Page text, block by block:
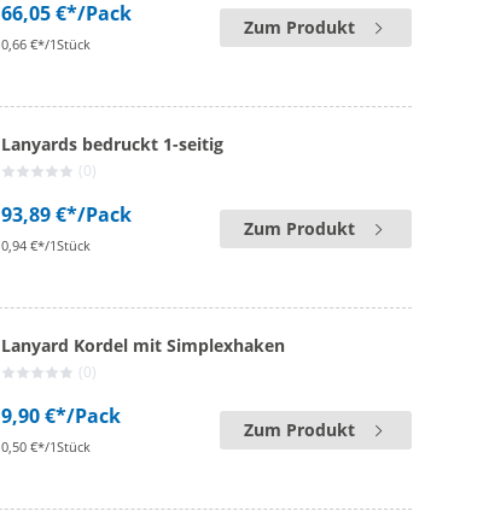
66,05 €*/Pack
0,66 €*/1Stück
Zum Produkt
Lanyards bedruckt 1-seitig
(0)
93,89 €*/Pack
0,94 €*/1Stück
Zum Produkt
Lanyard Kordel mit Simplexhaken
(0)
9,90 €*/Pack
0,50 €*/1Stück
Zum Produkt